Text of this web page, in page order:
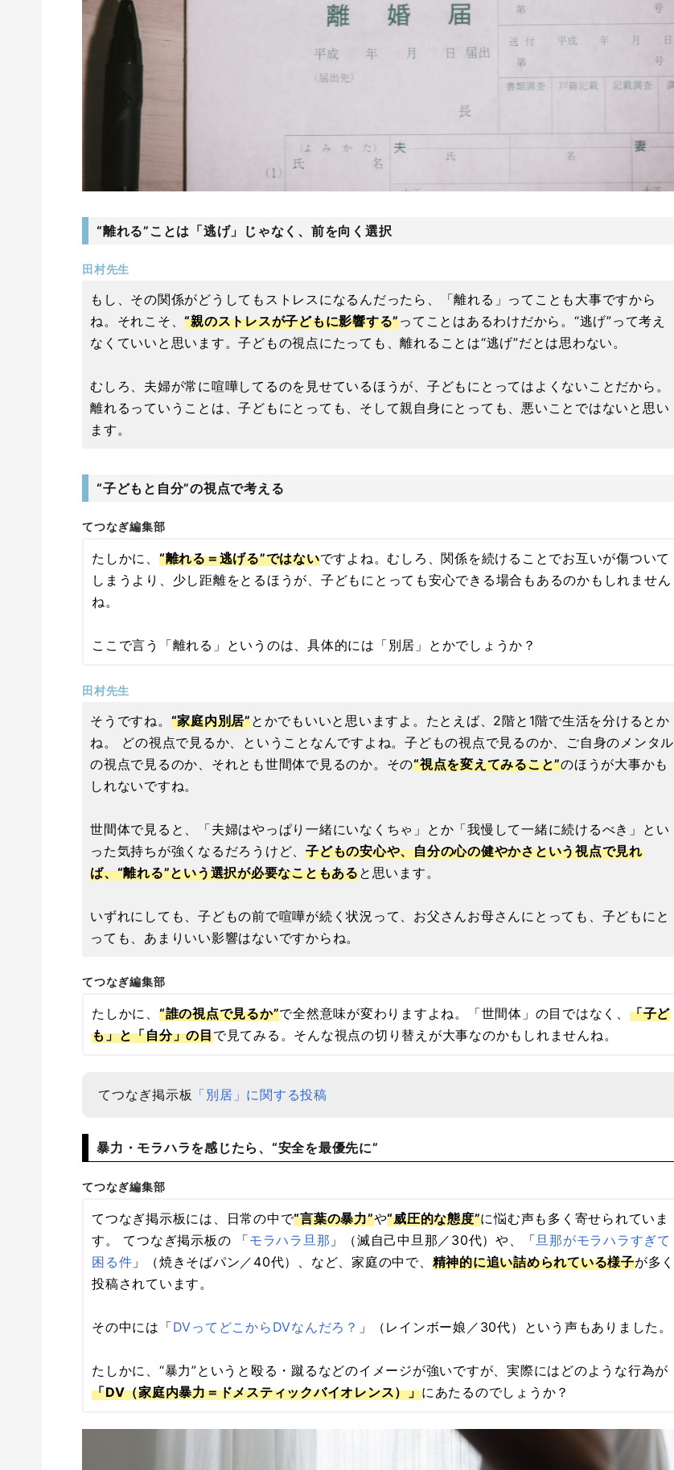
“離れる”ことは「逃げ」じゃなく、前を向く選択
田村先生
もし、その関係がどうしてもストレスになるんだったら、「離れる」ってことも大事ですから
ね。それこそ、“親のストレスが子どもに影響する”ってことはあるわけだから。“逃げ”って考え
なくていいと思います。子どもの視点にたっても、離れることは“逃げ”だとは思わない。
むしろ、夫婦が常に喧嘩してるのを見せているほうが、子どもにとってはよくないことだから。
離れるっていうことは、子どもにとっても、そして親自身にとっても、悪いことではないと思い
ます。
“子どもと自分”の視点で考える
てつなぎ編集部
たしかに、 “離れる＝逃げる”ではないですよね。むしろ、関係を続けることでお互いが傷ついて
しまうより、少し距離をとるほうが、子どもにとっても安心できる場合もあるのかもしれません
ね。
ここで言う「離れる」というのは、具体的には「別居」とかでしょうか？
田村先生
そうですね。 “家庭内別居”とかでもいいと思いますよ。たとえば、2階と1階で生活を分けるとか
ね。 どの視点で見るか、ということなんですよね。子どもの視点で見るのか、ご自身のメンタル
の視点で見るのか、それとも世間体で見るのか。その“視点を変えてみること”のほうが大事かも
しれないですね。
世間体で見ると、「夫婦はやっぱり一緒にいなくちゃ」とか「我慢して一緒に続けるべき」とい
った気持ちが強くなるだろうけど、 子どもの安心や、自分の心の健やかさという視点で見れ
ば、“離れる”という選択が必要なこともあると思います。
いずれにしても、子どもの前で喧嘩が続く状況って、お父さんお母さんにとっても、子どもにと
っても、あまりいい影響はないですからね。
てつなぎ編集部
たしかに、 “誰の視点で見るか”で全然意味が変わりますよね。「世間体」の目ではなく、 「子ど
も」と「自分」の目で見てみる。そんな視点の切り替えが大事なのかもしれませんね。
てつなぎ掲示板 「別居」に関する投稿
暴力・モラハラを感じたら、“安全を最優先に”
てつなぎ編集部
てつなぎ掲示板には、日常の中で“言葉の暴力”や“威圧的な態度”に悩む声も多く寄せられていま
す。 てつなぎ掲示板の 「モラハラ旦那 」（滅自己中旦那／30代）や、「旦那がモラハラすぎて
困る件 」（焼きそばパン／40代）、など、家庭の中で、 精神的に追い詰められている様子が多く
投稿されています。
その中には「DVってどこからDVなんだろ？ 」（レインボー娘／30代）という声もありました。
たしかに、“暴力”というと殴る・蹴るなどのイメージが強いですが、実際にはどのような行為が
「DV（家庭内暴力＝ドメスティックバイオレンス）」にあたるのでしょうか？